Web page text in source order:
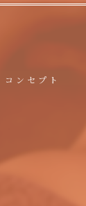
コンセプト